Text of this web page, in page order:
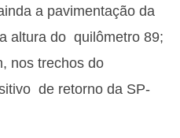
a pavimentação da
altura do quilômetro 89;
nos trechos do
de retorno da SP-